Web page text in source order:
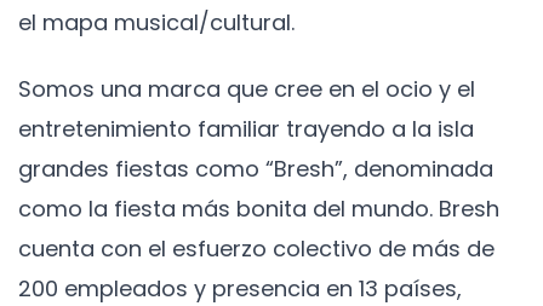
el mapa musical/cultural.
Somos una marca que cree en el ocio y el
entretenimiento familiar trayendo a la isla
grandes fiestas como “Bresh”, denominada
como la fiesta más bonita del mundo. Bresh
cuenta con el esfuerzo colectivo de más de
200 empleados y presencia en 13 países,